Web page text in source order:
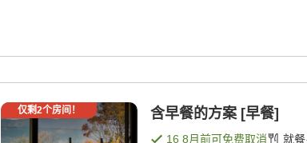
仅剩2个房间！ 含早餐的方案 [早餐]
16 8月前可免费取消 就餐